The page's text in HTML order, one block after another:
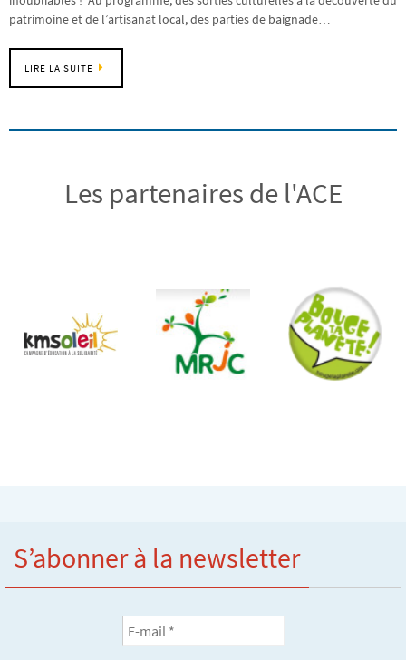
patrimoine et de l’artisanat local, des parties de baignade…
LIRE LA SUITE
Les partenaires de l'ACE
S’abonner à la newsletter